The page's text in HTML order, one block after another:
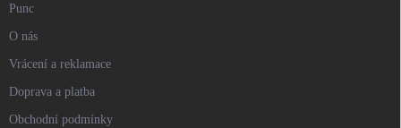
Punc
O nás
Vrácení a reklamace
Doprava a platba
Obchodní podmínky